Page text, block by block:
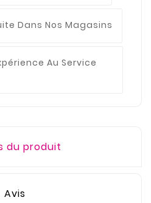
Dans Nos Magasins
Au Service
du produit
Avis